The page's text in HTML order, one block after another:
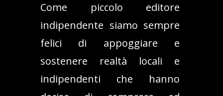
Come piccolo editore
indipendente siamo sempre
felici di appoggiare e
sostenere realtà locali e
indipendenti che hanno